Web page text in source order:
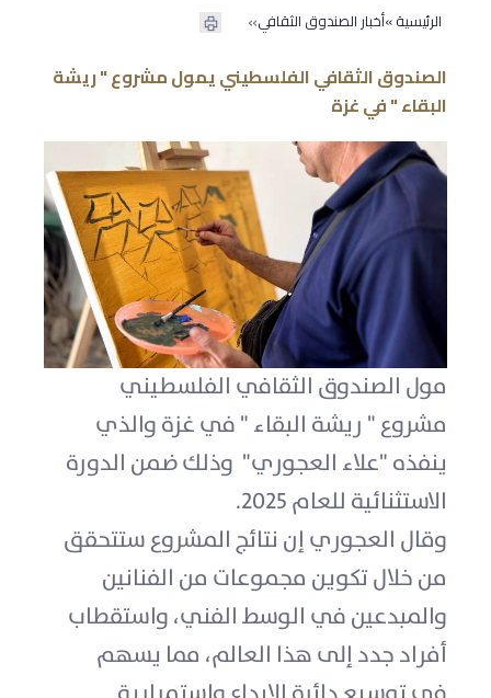
الرئيسية »أخبار الصندوق الثقافي»
الصندوق الثقافي الفلسطيني يمول مشروع " ريشة
البقاء " في غزة
مول الصندوق الثقافي الفلسطيني
مشروع " ريشة البقاء " في غزة والذي
ينفذه "علاء العجوري" وذلك ضمن الدورة
الاستثنائية للعام 2025.
وقال العجوري إن نتائج المشروع ستتحقق
من خلال تكوين مجموعات من الفنانين
والمبدعين في الوسط الفني، واستقطاب
أفراد جدد إلى هذا العالم، مما يسهم